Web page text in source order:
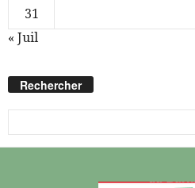
31
« Juil
Rechercher